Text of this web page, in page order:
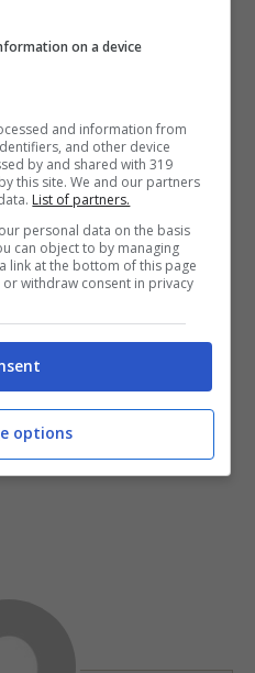
trucchetto geniale?
attendere i classici
impasto, potete
il tutto. Come?
in un recipiente da
alla
Lasciamo al suo
e, una volta trascorso il
in forno. Incredibile, non
che fare un tentativo:
di tempo!
on a device
and information from
and other device
by and shared with 319
this site. We and our partners
List of partners.
personal data on the basis
can object to by managing
link at the bottom of this page
withdraw consent in privacy
options